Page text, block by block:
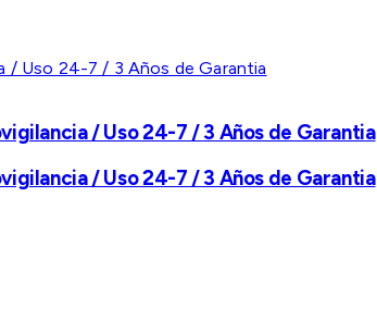
/ Uso 24-7 / 3 Años de Garantia
/ Uso 24-7 / 3 Años de Garantia